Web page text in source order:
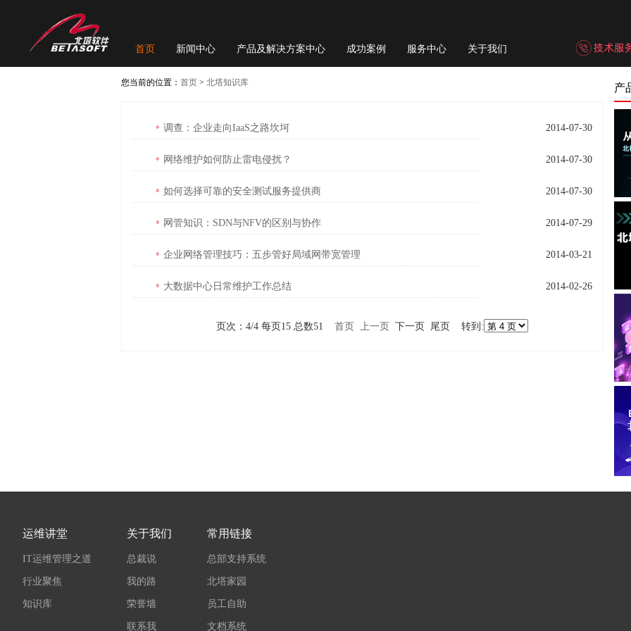
首页 新闻中心 产品及解决方案中心 成功案例 服务中心 关于我们
您当前的位置： 首页 > 北塔知识库
调查：企业走向IaaS之路坎坷 2014-07-30
网络维护如何防止雷电侵扰？ 2014-07-30
如何选择可靠的安全测试服务提供商 2014-07-30
网管知识：SDN与NFV的区别与协作 2014-07-29
企业网络管理技巧：五步管好局域网带宽管理 2014-03-21
大数据中心日常维护工作总结 2014-02-26
页次：4/4 每页15 总数51 首页 上一页 下一页 尾页 转到:
产
运维讲堂
IT运维管理之道
行业聚焦
知识库
关于我们
总裁说
我的路
荣誉墙
联系我
常用链接
总部支持系统
北塔家园
员工自助
文档系统